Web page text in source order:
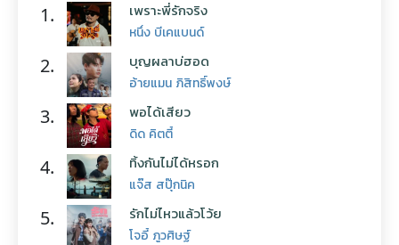
1. เพราะพี่รักจริง
หนึ่ง บีเคแบนด์
2. บุญผลาบ่ฮอด
อ้ายแมน ภิสิทธิ์พงษ์
3. พอได้เสียว
ดิด คิตตี้
4. ทิ้งกันไม่ได้หรอก
แจ๊ส สปุ๊กนิค
5. รักไม่ไหวแล้วโว้ย
โจอี้ ภูวศิษฐ์